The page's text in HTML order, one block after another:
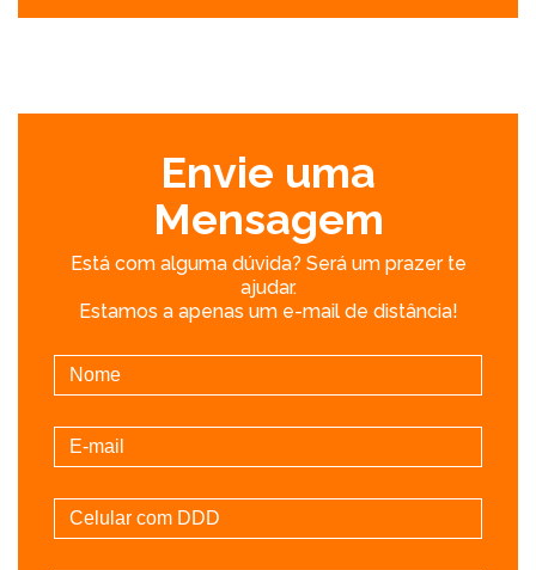
Envie uma
Mensagem
Está com alguma dúvida? Será um prazer te
ajudar.
Estamos a apenas um e-mail de distância!